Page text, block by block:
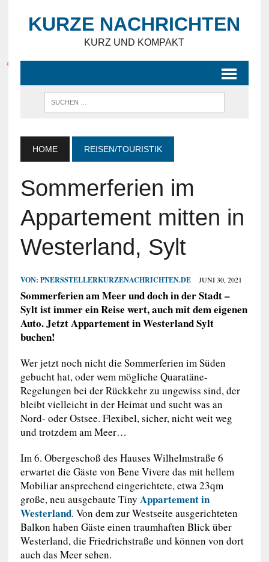
KURZE NACHRICHTEN
KURZ UND KOMPAKT
HOME REISEN/TOURISTIK
Sommerferien im
Appartement mitten in
Westerland, Sylt
VON: PNERSSTELLERKURZENACHRICHTEN.DE JUNI 30, 2021
Sommerferien am Meer und doch in der Stadt –
Sylt ist immer ein Reise wert, auch mit dem eigenen
Auto. Jetzt Appartement in Westerland Sylt
buchen!
Wer jetzt noch nicht die Sommerferien im Süden
gebucht hat, oder wem mögliche Quaratäne-
Regelungen bei der Rückkehr zu ungewiss sind, der
bleibt vielleicht in der Heimat und sucht was an
Nord- oder Ostsee. Flexibel, sicher, nicht weit weg
und trotzdem am Meer…
Im 6. Obergeschoß des Hauses Wilhelmstraße 6
erwartet die Gäste von Bene Vivere das mit hellem
Mobiliar ansprechend eingerichtete, etwa 23qm
große, neu ausgebaute Tiny Appartement in
Westerland. Von dem zur Westseite ausgerichteten
Balkon haben Gäste einen traumhaften Blick über
Westerland, die Friedrichstraße und können von dort
auch das Meer sehen.